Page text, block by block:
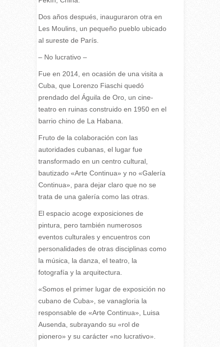
Dos años después, inauguraron otra en
Les Moulins, un pequeño pueblo ubicado
al sureste de París.
– No lucrativo –
Fue en 2014, en ocasión de una visita a
Cuba, que Lorenzo Fiaschi quedó
prendado del Águila de Oro, un cine-
teatro en ruinas construido en 1950 en el
barrio chino de La Habana.
Fruto de la colaboración con las
autoridades cubanas, el lugar fue
transformado en un centro cultural,
bautizado «Arte Continua» y no «Galería
Continua», para dejar claro que no se
trata de una galería como las otras.
El espacio acoge exposiciones de
pintura, pero también numerosos
eventos culturales y encuentros con
personalidades de otras disciplinas como
la música, la danza, el teatro, la
fotografía y la arquitectura.
«Somos el primer lugar de exposición no
cubano de Cuba», se vanagloria la
responsable de «Arte Continua», Luisa
Ausenda, subrayando su «rol de
pionero» y su carácter «no lucrativo».